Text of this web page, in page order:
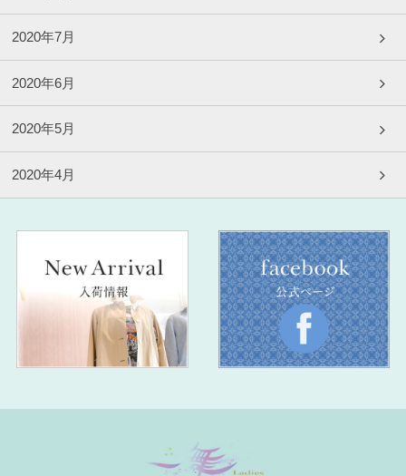
2020年7月
2020年6月
2020年5月
2020年4月